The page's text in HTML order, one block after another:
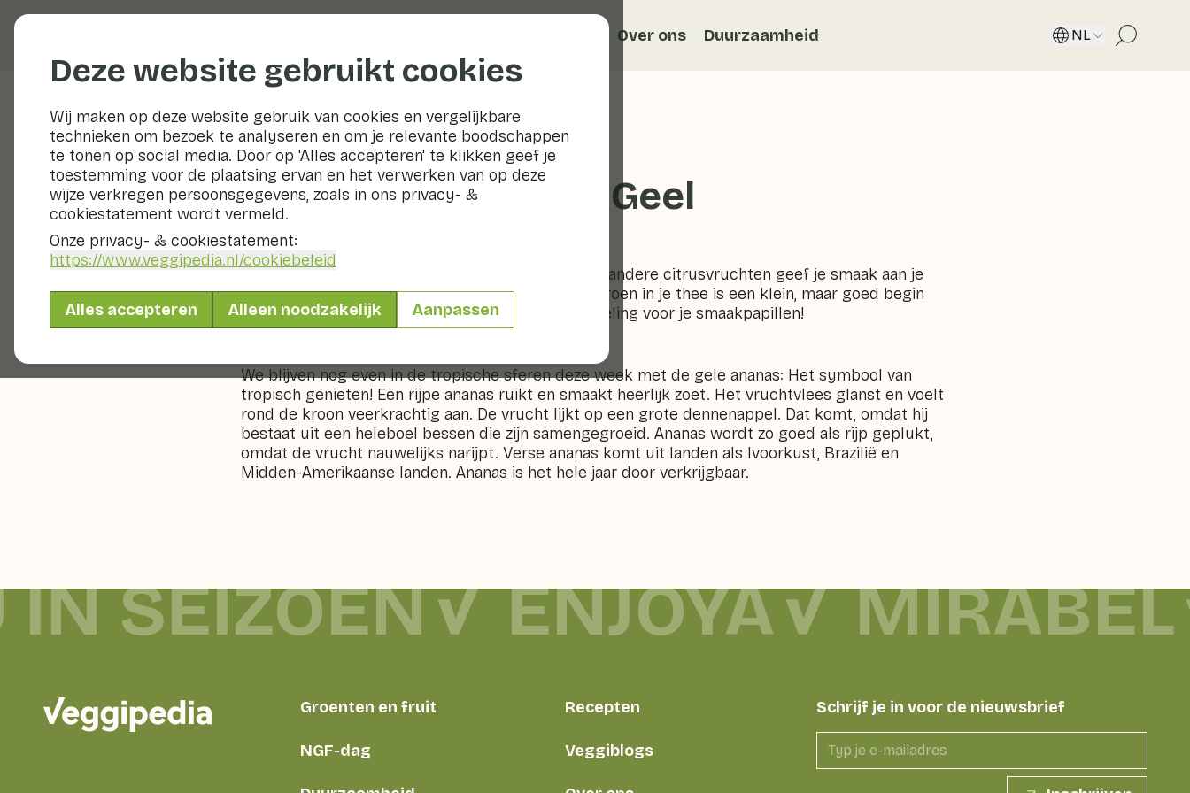
Deze website gebruikt cookies
Wij maken op deze website gebruik van cookies en vergelijkbare
technieken om bezoek te analyseren en om je relevante boodschappen
te tonen op social media. Door op 'Alles accepteren' te klikken geef je
toestemming voor de plaatsing ervan en het verwerken van op deze
wijze verkregen persoonsgegevens, zoals in ons privacy- &
cookiestatement wordt vermeld.
Onze privacy- & cookiestatement:
https://www.veggipedia.nl/cookiebeleid
Alles accepteren Alleen noodzakelijk Aanpassen
Over ons Duurzaamheid NL
Veggiblogs
Kleur van de Week: Geel
9 september 2018
Deze week gaan we voor Geel! Met een citroen en andere citrusvruchten geef je smaak aan je
gerecht. Een vleugje citroenschil of een stukje citroen in je thee is een klein, maar goed begin
van je dagelijkse portie fruit en bovendien een streling voor je smaakpapillen!
We blijven nog even in de tropische sferen deze week met de gele ananas: Het symbool van
tropisch genieten! Een rijpe ananas ruikt en smaakt heerlijk zoet. Het vruchtvlees glanst en voelt
rond de kroon veerkrachtig aan. De vrucht lijkt op een grote dennenappel. Dat komt, omdat hij
bestaat uit een heleboel bessen die zijn samengegroeid. Ananas wordt zo goed als rijp geplukt,
omdat de vrucht nauwelijks narijpt. Verse ananas komt uit landen als Ivoorkust, Brazilië en
Midden-Amerikaanse landen. Ananas is het hele jaar door verkrijgbaar.
SEIZOEN ENJOYA MIRABEL
Groenten en fruit Recepten
NGF-dag Veggiblogs
Schrijf je in voor de nieuwsbrief